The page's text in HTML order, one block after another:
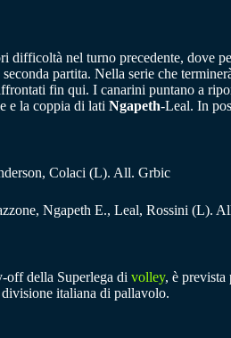
difficoltà nel turno precedente, dove
partita. Nella serie che
fin qui. I canarini puntano a
e la coppia di lati Ngapeth-Leal. In
Colaci (L). All. Grbic
Ngapeth E., Leal, Rossini (L).
off della Superlega di volley, è prevista
italiana di pallavolo.